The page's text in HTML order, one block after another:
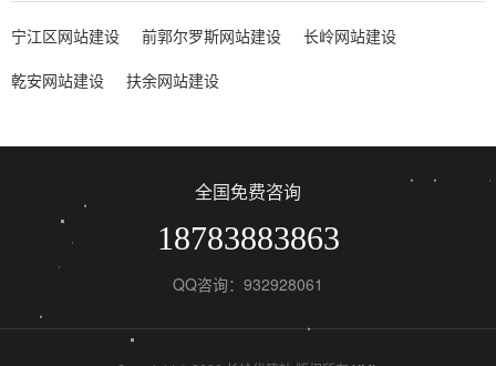
宁江区网站建设 前郭尔罗斯网站建设
长岭网站建设
乾安网站建设
扶余网站建设
全国免费咨询
18783883863
QQ咨询：932928061